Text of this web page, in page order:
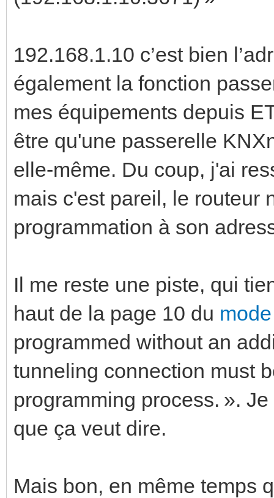
192.168.1.10 c’est bien
également la fonction
mes équipements depuis
être qu'une passerelle
elle-même. Du coup, j'ai
mais c'est pareil, le routeur
programmation à son
Il me reste une piste, qui
haut de la page 10 du
programmed without an
tunneling connection must
programming process. ».
que ça veut dire.
Mais bon, en même temps